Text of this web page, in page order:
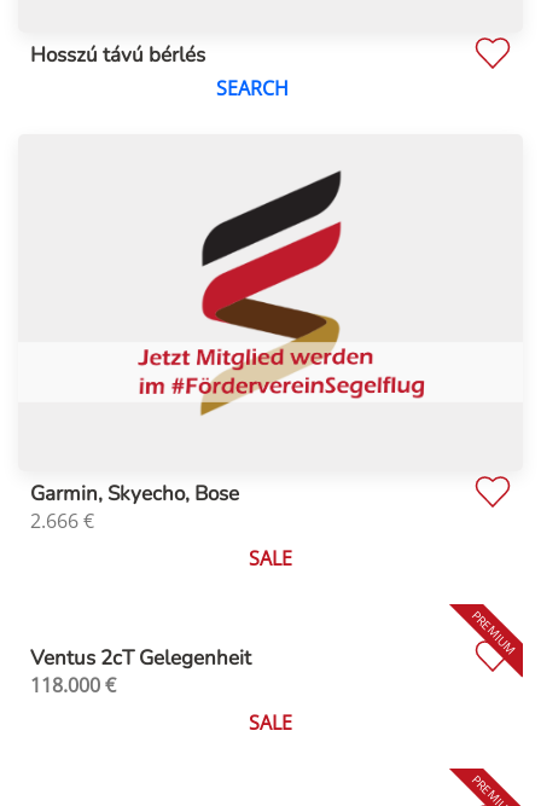
Hosszú távú bérlés
SEARCH
Garmin, Skyecho, Bose
2.666€
SALE
Ventus 2cT Gelegenheit
118.000€
SALE